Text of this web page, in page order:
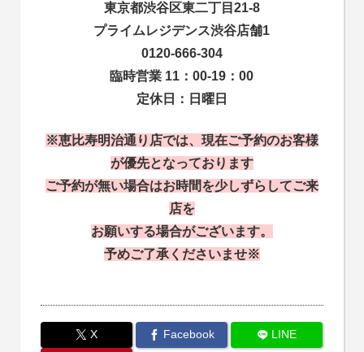
東京都渋谷区東二丁目21-8
プライムレジデンス渋谷店舗1
0120-666-304
臨時営業 11：00-19：00
定休日：日曜日
※恵比寿明治通り店では、現在ご予約のお客様
が優先となっております
ご予約が無い場合はお時間を少しずらしてご来
店を
お願いする場合がございます。
予めご了承くださいませ※
X Facebook
LINE